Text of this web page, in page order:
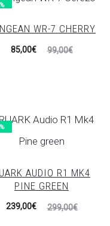
WR-7 CHERRY
99,00€
El
99,00€.
85,00€
El
AUDIO R1 MK4
PINE GREEN
299,00€
El
239,00€
El